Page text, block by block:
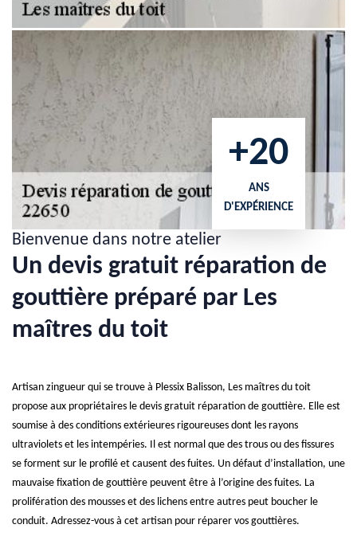
+20
ANS
D'EXPÉRIENCE
Bienvenue dans notre atelier
Un devis gratuit réparation de
gouttière préparé par Les
maîtres du toit
Artisan zingueur qui se trouve à Plessix Balisson, Les maîtres du toit
propose aux propriétaires le devis gratuit réparation de gouttière. Elle est
soumise à des conditions extérieures rigoureuses dont les rayons
ultraviolets et les intempéries. Il est normal que des trous ou des fissures
se forment sur le profilé et causent des fuites. Un défaut d’installation, une
mauvaise fixation de gouttière peuvent être à l’origine des fuites. La
prolifération des mousses et des lichens entre autres peut boucher le
conduit. Adressez-vous à cet artisan pour réparer vos gouttières.